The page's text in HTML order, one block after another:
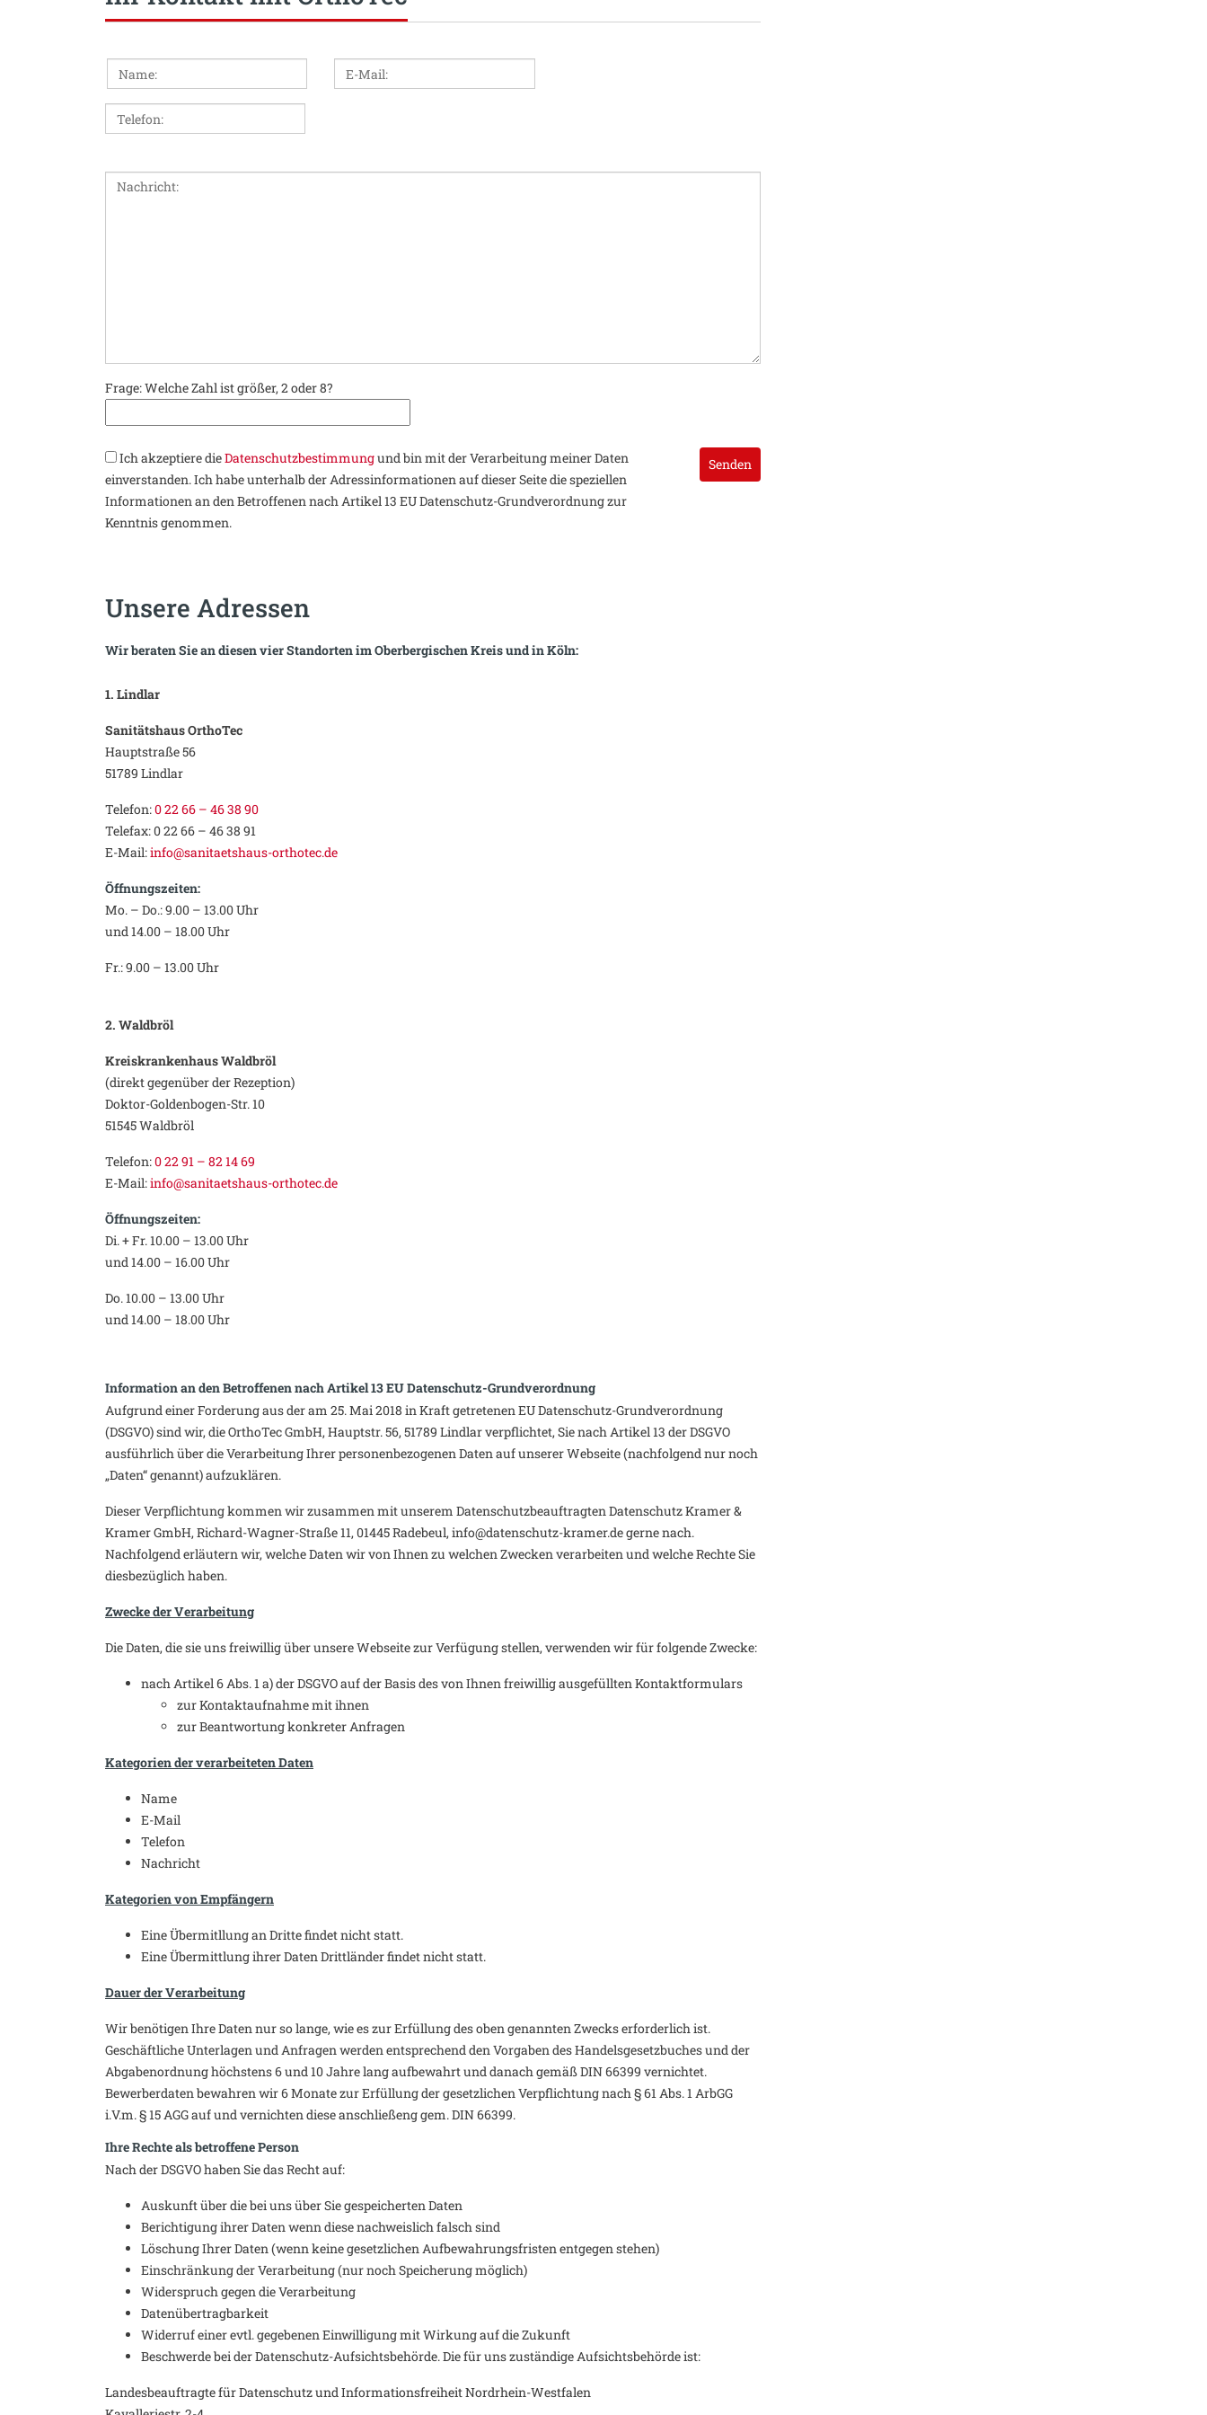
Bitte
lasse
dieses
Feld
lasse
Frage: Welche Zahl ist größer, 2 oder 8?
Ich akzeptiere dieDatenschutzbestimmungund bin mit der Verarbeitung meiner Daten
einverstanden. Ich habe unterhalb der Adressinformationen auf dieser Seite die speziellen
Informationen an den Betroffenen nach Artikel 13 EU Datenschutz-Grundverordnung zur
Kenntnis genommen.
Unsere Adressen
Wir beraten Sie an diesen vier Standorten im Oberbergischen Kreis und in Köln:
1. Lindlar
Sanitätshaus OrthoTec
Hauptstraße 56
51789 Lindlar
Telefon:0 22 66 – 46 38 90
Telefax: 0 22 66 – 46 38 91
E-Mail:info@sanitaetshaus-orthotec.de
Öffnungszeiten:
Mo. – Do.: 9.00 – 13.00 Uhr
und 14.00 – 18.00 Uhr
Fr.: 9.00 – 13.00 Uhr
2. Waldbröl
Kreiskrankenhaus Waldbröl
(direkt gegenüber der Rezeption)
Doktor-Goldenbogen-Str. 10
51545 Waldbröl
Telefon:0 22 91 – 82 14 69
E-Mail:info@sanitaetshaus-orthotec.de
Öffnungszeiten:
Di. + Fr. 10.00 – 13.00 Uhr
und 14.00 – 16.00 Uhr
Do. 10.00 – 13.00 Uhr
und 14.00 – 18.00 Uhr
Information an den Betroffenen nach Artikel 13 EU Datenschutz-Grundverordnung
Aufgrund einer Forderung aus der am 25. Mai 2018 in Kraft getretenen EU Datenschutz-Grundverordnung
(DSGVO) sind wir, die OrthoTec GmbH, Hauptstr. 56, 51789 Lindlar verpflichtet, Sie nach Artikel 13 der DSGVO
ausführlich über die Verarbeitung Ihrer personenbezogenen Daten auf unserer Webseite (nachfolgend nur noch
„Daten“ genannt) aufzuklären.
Dieser Verpflichtung kommen wir zusammen mit unserem Datenschutzbeauftragten Datenschutz Kramer &
Kramer GmbH, Richard-Wagner-Straße 11, 01445 Radebeul, info@datenschutz-kramer.de gerne nach.
Nachfolgend erläutern wir, welche Daten wir von Ihnen zu welchen Zwecken verarbeiten und welche Rechte Sie
diesbezüglich haben.
Zwecke der Verarbeitung
Die Daten, die sie uns freiwillig über unsere Webseite zur Verfügung stellen, verwenden wir für folgende Zwecke:
nach Artikel 6 Abs. 1 a) der DSGVO auf der Basis des von Ihnen freiwillig ausgefüllten Kontaktformulars
zur Kontaktaufnahme mit ihnen
zur Beantwortung konkreter Anfragen
Kategorien der verarbeiteten Daten
Name
E-Mail
Telefon
Nachricht
Kategorien von Empfängern
Eine Übermitllung an Dritte findet nicht statt.
Eine Übermittlung ihrer Daten Drittländer findet nicht statt.
Dauer der Verarbeitung
Wir benötigen Ihre Daten nur so lange, wie es zur Erfüllung des oben genannten Zwecks erforderlich ist.
Geschäftliche Unterlagen und Anfragen werden entsprechend den Vorgaben des Handelsgesetzbuches und der
Abgabenordnung höchstens 6 und 10 Jahre lang aufbewahrt und danach gemäß DIN 66399 vernichtet.
Bewerberdaten bewahren wir 6 Monate zur Erfüllung der gesetzlichen Verpflichtung nach § 61 Abs. 1 ArbGG
i.V.m. § 15 AGG auf und vernichten diese anschließeng gem. DIN 66399.
Ihre Rechte als betroffene Person
Nach der DSGVO haben Sie das Recht auf:
Auskunft über die bei uns über Sie gespeicherten Daten
Berichtigung ihrer Daten wenn diese nachweislich falsch sind
Löschung Ihrer Daten (wenn keine gesetzlichen Aufbewahrungsfristen entgegen stehen)
Einschränkung der Verarbeitung (nur noch Speicherung möglich)
Widerspruch gegen die Verarbeitung
Datenübertragbarkeit
Widerruf einer evtl. gegebenen Einwilligung mit Wirkung auf die Zukunft
Beschwerde bei der Datenschutz-Aufsichtsbehörde. Die für uns zuständige Aufsichtsbehörde ist:
Landesbeauftragte für Datenschutz und Informationsfreiheit Nordrhein-Westfalen